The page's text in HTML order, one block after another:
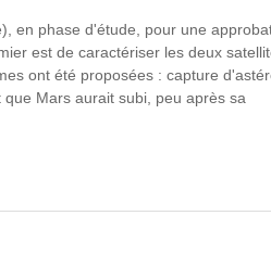
en phase d'étude, pour une
est de caractériser les deux
ont été proposées : capture
Mars aurait subi, peu après sa